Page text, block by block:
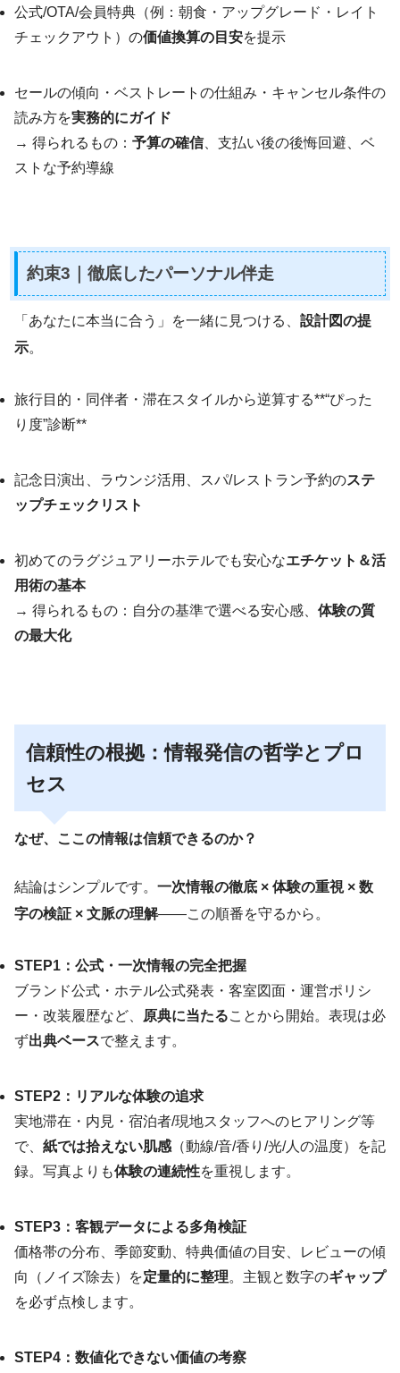
公式/OTA/会員特典（例：朝食・アップグレード・レイト
チェックアウト）の価値換算の目安を提示
セールの傾向・ベストレートの仕組み・キャンセル条件の
読み方を実務的にガイド
→ 得られるもの： 予算の確信、支払い後の後悔回避、ベ
ストな予約導線
約束3｜ 徹底したパーソナル伴走
「あなたに本当に合う」を一緒に見つける、 設計図の提
示。
旅行目的・同伴者・滞在スタイルから逆算する**“ぴった
り度”診断**
記念日演出、ラウンジ活用、スパ/レストラン予約のステ
ップチェックリスト
初めてのラグジュアリーホテルでも安心なエチケット＆活
用術の基本
→ 得られるもの：自分の基準で選べる安心感、 体験の質
の最大化
信頼性の根拠：情報発信の哲学とプロ
セス
なぜ、ここの情報は信頼できるのか？
結論はシンプルです。 一次情報の徹底 × 体験の重視 × 数
字の検証 × 文脈の理解――この順番を守るから。
STEP1：公式・一次情報の完全把握
ブランド公式・ホテル公式発表・客室図面・運営ポリシ
ー・改装履歴など、
原典に当たることから開始。表現は必
ず出典ベースで整えます。
STEP2：リアルな体験の追求
実地滞在・内見・宿泊者/現地スタッフへのヒアリング等
で、 紙では拾えない肌感 （動線/音/香り/光/人の温度）を記
録。写真よりも体験の連続性を重視します。
STEP3：客観データによる多角検証
価格帯の分布、季節変動、特典価値の目安、レビューの傾
向（ノイズ除去）を定量的に整理。主観と数字のギャップ
を必ず点検します。
STEP4：数値化できない価値の考察